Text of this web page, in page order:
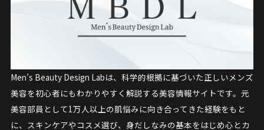
Men’s Beauty Design Labは、科学的根拠に基づいた正しいメンズ
美容を初心者にもわかりやすく解説する美容情報サイトです。元
美容部員として1万人以上の肌悩みに向き合ってきた経験をもと
に、スキンケアやコスメ選び、身だしなみの基本をはじめ心とカ